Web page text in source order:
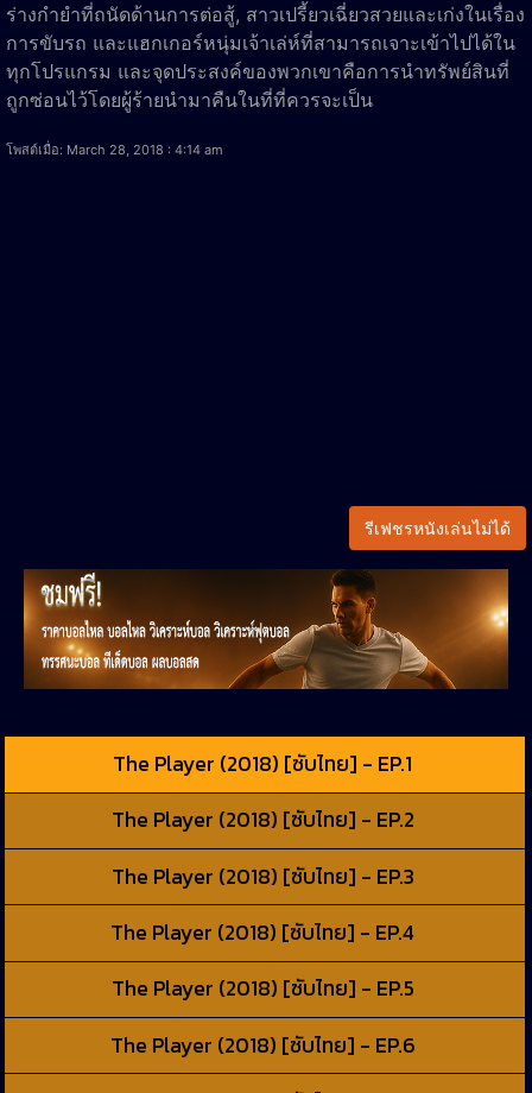
ร่างกำยำที่ถนัดด้านการต่อสู้, สาวเปรี้ยวเฉี่ยวสวยและเก่งในเรื่อง
การขับรถ และแฮกเกอร์หนุ่มเจ้าเล่ห์ที่สามารถเจาะเข้าไปได้ใน
ทุกโปรแกรม และจุดประสงค์ของพวกเขาคือการนำทรัพย์สินที่
ถูกซ่อนไว้โดยผู้ร้ายนำมาคืนในที่ที่ควรจะเป็น
โพสต์เมื่อ: March 28, 2018 : 4:14 am
รีเฟชรหนังเล่นไม่ได้
The Player (2018) [ซับไทย] - EP.1
The Player (2018) [ซับไทย] - EP.2
The Player (2018) [ซับไทย] - EP.3
The Player (2018) [ซับไทย] - EP.4
The Player (2018) [ซับไทย] - EP.5
The Player (2018) [ซับไทย] - EP.6